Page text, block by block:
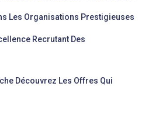
Les Organisations Prestigieuses
Recrutant Des
Découvrez Les Offres Qui